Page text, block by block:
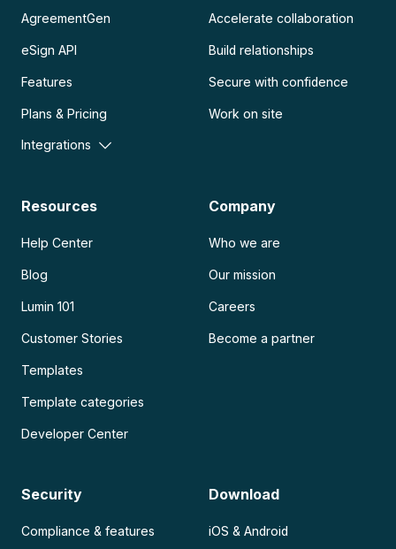
AgreementGen
eSign API
Features
Plans & Pricing
Integrations
Accelerate collaboration
Build relationships
Secure with confidence
Work on site
Resources
Help Center
Blog
Lumin 101
Customer Stories
Templates
Template categories
Developer Center
Company
Who we are
Our mission
Careers
Become a partner
Security
Compliance & features
Download
iOS & Android